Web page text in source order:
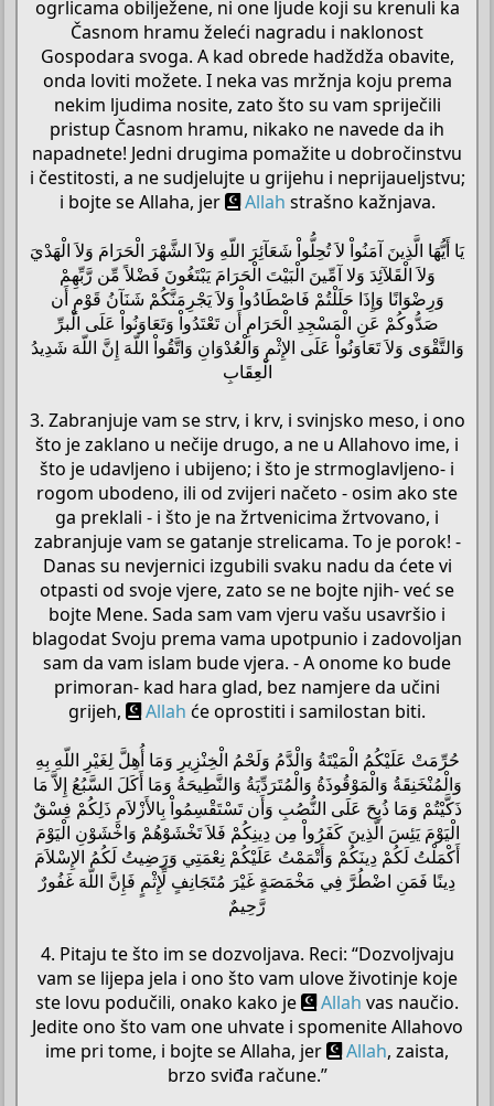
ogrlicama obilježene, ni one ljude koji su krenuli ka
Časnom hramu želeći nagradu i naklonost
Gospodara svoga. A kad obrede hadždža obavite,
onda loviti možete. I neka vas mržnja koju prema
nekim ljudima nosite, zato što su vam spriječili
pristup Časnom hramu, nikako ne navede da ih
napadnete! Jedni drugima pomažite u dobročinstvu
i čestitosti, a ne sudjelujte u grijehu i neprijaueljstvu;
i bojte se Allaha, jer
Allah strašno kažnjava.
يَا أَيُّهَا الَّذِينَ آمَنُواْ لاَ تُحِلُّواْ شَعَآئِرَ اللّهِ وَلاَ الشَّهْرَ الْحَرَامَ وَلاَ الْهَدْيَ
وَلاَ الْقَلآئِدَ وَلا آمِّينَ الْبَيْتَ الْحَرَامَ يَبْتَغُونَ فَضْلاً مِّن رَّبِّهِمْ
وَرِضْوَانًا وَإِذَا حَلَلْتُمْ فَاصْطَادُواْ وَلاَ يَجْرِمَنَّكُمْ شَنَآنُ قَوْمٍ أَن
صَدُّوكُمْ عَنِ الْمَسْجِدِ الْحَرَامِ أَن تَعْتَدُواْ وَتَعَاوَنُواْ عَلَى الْبرِّ
وَالتَّقْوَى وَلاَ تَعَاوَنُواْ عَلَى الإِثْمِ وَالْعُدْوَانِ وَاتَّقُواْ اللّهَ إِنَّ اللّهَ شَدِيدُ
الْعِقَابِ
3. Zabranjuje vam se strv, i krv, i svinjsko meso, i ono
što je zaklano u nečije drugo, a ne u Allahovo ime, i
što je udavljeno i ubijeno; i što je strmoglavljeno- i
rogom ubodeno, ili od zvijeri načeto - osim ako ste
ga preklali - i što je na žrtvenicima žrtvovano, i
zabranjuje vam se gatanje strelicama. To je porok! -
Danas su nevjernici izgubili svaku nadu da ćete vi
otpasti od svoje vjere, zato se ne bojte njih- već se
bojte Mene. Sada sam vam vjeru vašu usavršio i
blagodat Svoju prema vama upotpunio i zadovoljan
sam da vam islam bude vjera. - A onome ko bude
primoran- kad hara glad, bez namjere da učini
grijeh,
Allah će oprostiti i samilostan biti.
حُرِّمَتْ عَلَيْكُمُ الْمَيْتَةُ وَالْدَّمُ وَلَحْمُ الْخِنْزِيرِ وَمَا أُهِلَّ لِغَيْرِ اللّهِ بِهِ
وَالْمُنْخَنِقَةُ وَالْمَوْقُوذَةُ وَالْمُتَرَدِّيَةُ وَالنَّطِيحَةُ وَمَا أَكَلَ السَّبُعُ إِلاَّ مَا
ذَكَّيْتُمْ وَمَا ذُبِحَ عَلَى النُّصُبِ وَأَن تَسْتَقْسِمُواْ بِالأَزْلاَمِ ذَلِكُمْ فِسْقٌ
الْيَوْمَ يَئِسَ الَّذِينَ كَفَرُواْ مِن دِينِكُمْ فَلاَ تَخْشَوْهُمْ وَاخْشَوْنِ الْيَوْمَ
أَكْمَلْتُ لَكُمْ دِينَكُمْ وَأَتْمَمْتُ عَلَيْكُمْ نِعْمَتِي وَرَضِيتُ لَكُمُ الإِسْلاَمَ
دِينًا فَمَنِ اضْطُرَّ فِي مَخْمَصَةٍ غَيْرَ مُتَجَانِفٍ لِّإِثْمٍ فَإِنَّ اللّهَ غَفُورٌ
رَّحِيمٌ
4. Pitaju te što im se dozvoljava. Reci: “Dozvoljvaju
vam se lijepa jela i ono što vam ulove životinje koje
ste lovu podučili, onako kako je
Allah vas naučio.
Jedite ono što vam one uhvate i spomenite Allahovo
ime pri tome, i bojte se Allaha, jer
Allah, zaista,
brzo sviđa račune.”